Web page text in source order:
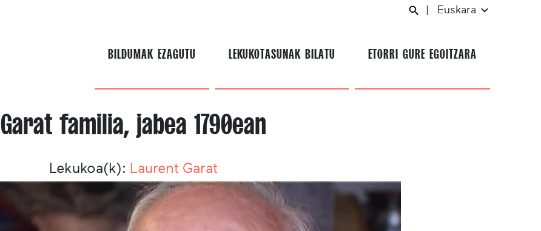
Euskara
BILDUMAK EZAGUTU LEKUKOTASUNAK BILATU ETORRI GURE EGOITZARA
Garat familia, jabea 1790ean
Lekukoa(k): Laurent Garat